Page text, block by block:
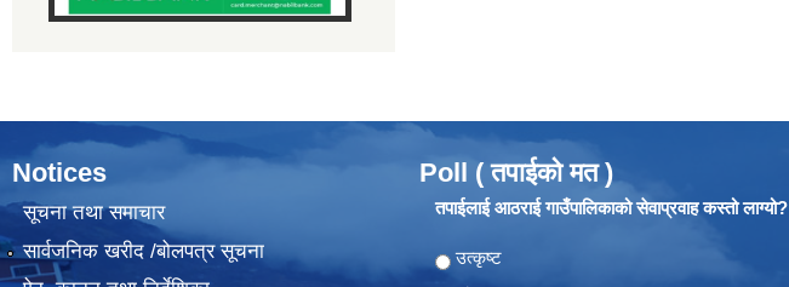
Notices
सूचना तथा समाचार
सार्वजनिक खरीद /बोलपत्र सूचना
Poll ( तपाईको मत )
तपाईलाई आठराई गाउँपालिकाको सेवाप्रवाह कस्तो लाग्यो?
Choices
उत्कृष्ट